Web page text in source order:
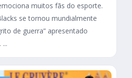
muitos fãs do esporte.
se tornou mundialmente
de guerra” apresentado